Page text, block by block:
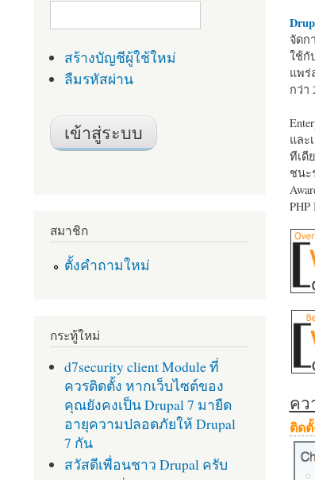
จัดก
ใช้กั
แพร่
กว่า
ด
และ
ทีเดี
ชนะ
PHP
คว
ติด
สร้างบัญชีผู้ใช้ใหม่
ลืมรหัสผ่าน
สมาชิก
ตั้งคำถามใหม่
กระทู้ใหม่
d7security client Module ที่
ควรติดตั้ง หากเว็บไซต์ของ
คุณยังคงเป็น Drupal 7 มายืด
อายุความปลอดภัยให้ Drupal
7 กัน
สวัสดีเพื่อนชาว Drupal ครับ